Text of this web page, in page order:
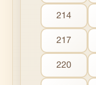
214
217
220